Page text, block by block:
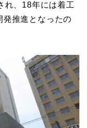
れ、18年には着工
発推進となったの